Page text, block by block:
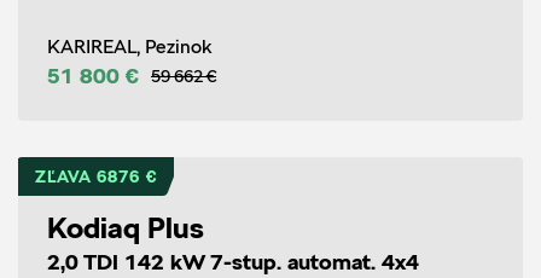
KARIREAL, Pezinok
51 800 € 59 662 €
ZĽAVA 6876 €
Kodiaq Plus
2,0 TDI 142 kW 7-stup. automat. 4x4